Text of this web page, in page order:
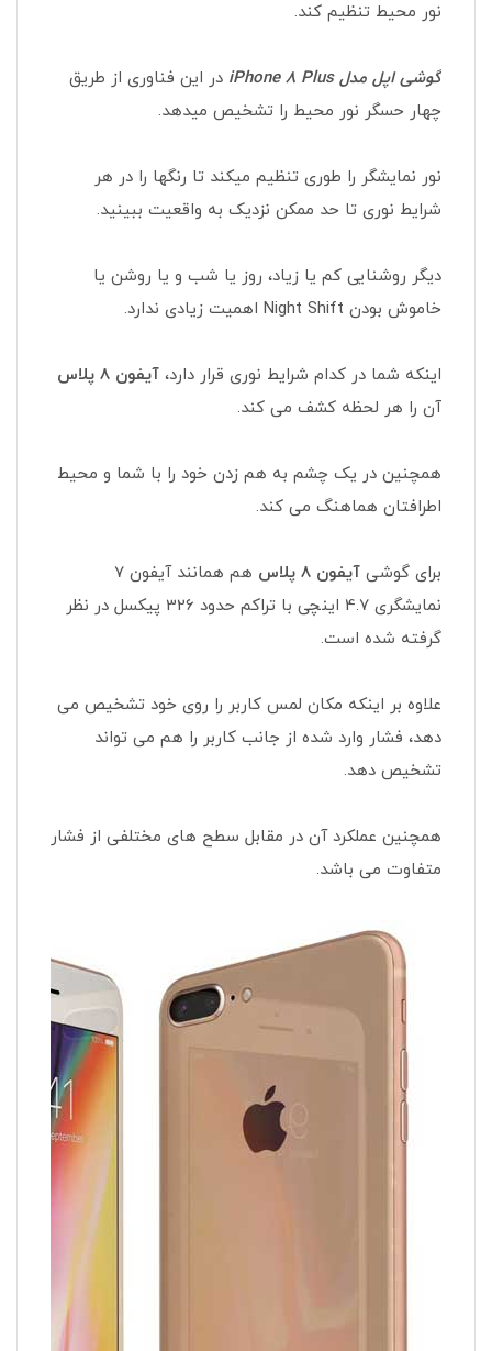
نور محیط تنظیم کند.
گوشی اپل مدل iPhone 8 Plus
در این فناوری از طریق
چهار حسگر نور محیط را تشخیص میدهد.
نور نمایشگر را طوری تنظیم میکند تا رنگها را در هر
شرایط نوری تا حد ممکن نزدیک به واقعیت ببینید.
دیگر روشنایی کم یا زیاد، روز یا شب و یا روشن یا
خاموش بودن Night Shift اهمیت زیادی ندارد.
اینکه شما در کدام شرایط نوری قرار دارد، آیفون 8 پلاس
آن را هر لحظه کشف می کند.
همچنین در یک چشم به هم زدن خود را با شما و محیط
اطرافتان هماهنگ می کند.
برای گوشی آیفون 8 پلاس
هم همانند آیفون 7
نمایشگری 4.7 اینچی با تراکم حدود 326 پیکسل در نظر
گرفته شده است.
علاوه بر اینکه مکان لمس کاربر را روی خود تشخیص می
دهد، فشار وارد شده از جانب کاربر را هم می تواند
تشخیص دهد.
همچنین عملکرد آن در مقابل سطح های مختلفی از فشار
متفاوت می باشد.